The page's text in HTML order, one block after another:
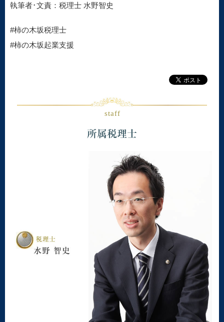
執筆者･文責：税理士 水野智史
#柿の木坂税理士
#柿の木坂起業支援
staff